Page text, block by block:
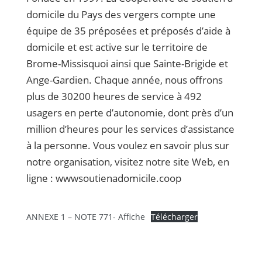
domicile du Pays des vergers compte une
équipe de 35 préposées et préposés d’aide à
domicile et est active sur le territoire de
Brome-Missisquoi ainsi que Sainte-Brigide et
Ange-Gardien. Chaque année, nous offrons
plus de 30200 heures de service à 492
usagers en perte d’autonomie, dont près d’un
million d’heures pour les services d’assistance
à la personne. Vous voulez en savoir plus sur
notre organisation, visitez notre site Web, en
ligne : wwwsoutienadomicile.coop
ANNEXE 1 – NOTE 771- Affiche Télécharger